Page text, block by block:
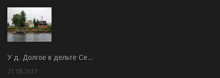
У д. Долгое в дельте Се…
21.08.2017